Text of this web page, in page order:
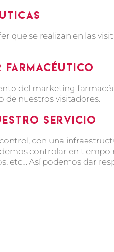
que se realizan en las
farmacéutico
del marketing
de nuestros visitadores.
servicio
con una
controlar en tiempo
etc… Así podemos dar